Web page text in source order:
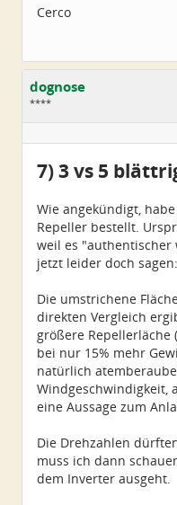
Cerco
dognose
****
Geschlecht:
keine Angabe
Beiträge:
65
Dabei seit:
11 / 2022
7) 3 vs 5
Wie angekündigt,
Repeller bestellt.
weil es "authentischer
jetzt leider doch
Die umstrichene
direkten Vergleich
größere
bei nur 15% mehr
natürlich
Windgeschwindigkeit,
eine Aussage zum
Die Drehzahlen
muss ich dann
dem Inverter ausgeht.